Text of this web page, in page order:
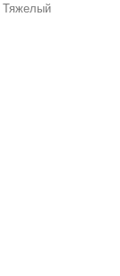
Тяжелый